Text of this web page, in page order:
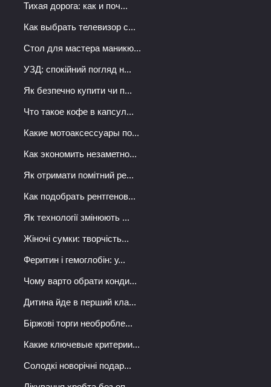
Тихая дорога: как и поч...
Как выбрать телевизор с...
Стол для мастера маникю...
УЗД: спокійний погляд н...
Як безпечно купити чи п...
Что такое кофе в капсул...
Какие мотоаксессуары по...
Как экономить незаметно...
Як отримати помітний ре...
Как подобрать рентгенов...
Як технології змінюють ...
Жіночі сумки: творчість...
Феритин і гемоглобін: у...
Чому варто обрати конди...
Дитина йде в перший кла...
Біржові торги необробле...
Какие ключевые критерии...
Солодкі новорічні подар...